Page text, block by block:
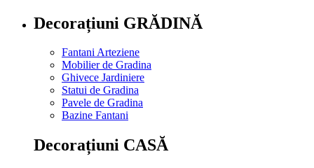
Decorațiuni GRĂDINĂ
Fantani Arteziene
Mobilier de Gradina
Ghivece Jardiniere
Statui de Gradina
Pavele de Gradina
Bazine Fantani
Decorațiuni CASĂ